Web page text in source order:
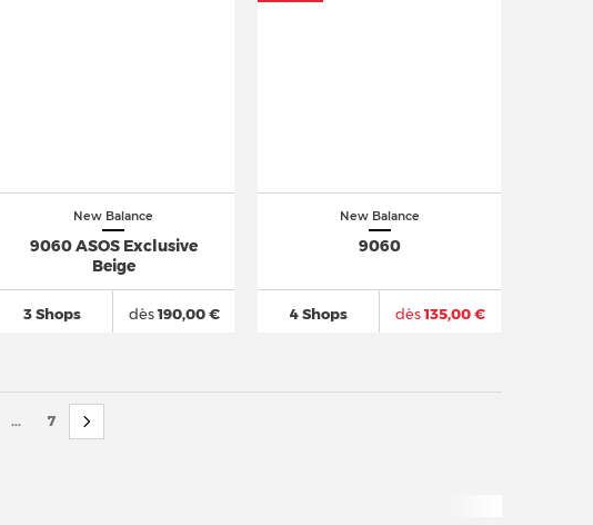
New Balance
9060 ASOS Exclusive
Beige
3 Shops dès190,00 €
New Balance
9060
4 Shops dès135,00 €
... 7